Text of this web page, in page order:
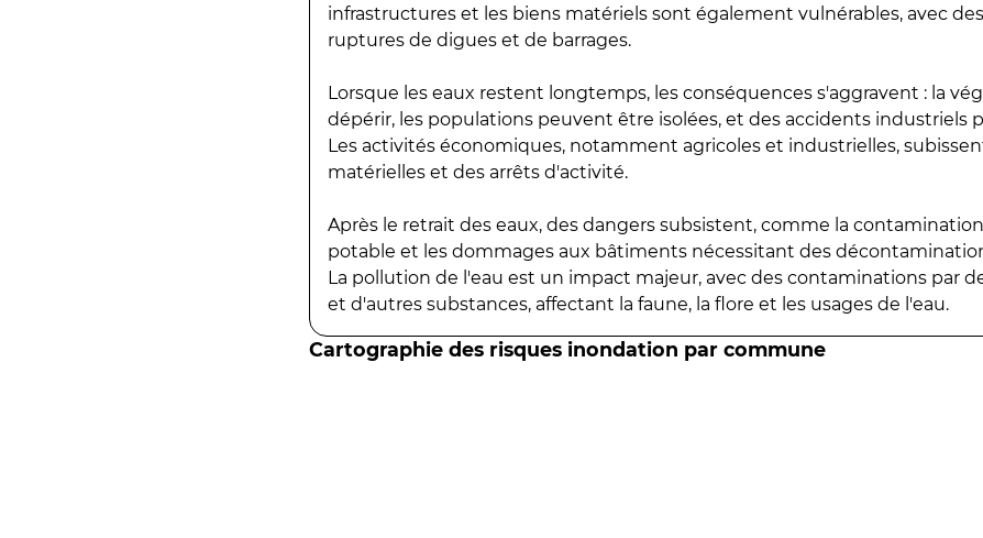
infrastructures et les biens matériels sont également vulnérables, avec
ruptures de digues et de barrages.
Lorsque les eaux restent longtemps, les conséquences s'aggravent : la
dépérir, les populations peuvent être isolées, et des accidents industriels
Les activités économiques, notamment agricoles et industrielles,
matérielles et des arrêts d'activité.
Après le retrait des eaux, des dangers subsistent, comme la
potable et les dommages aux bâtiments nécessitant des
La pollution de l'eau est un impact majeur, avec des contaminations par
et d'autres substances, affectant la faune, la flore et les usages de l'eau.
Cartographie des risques inondation par commune